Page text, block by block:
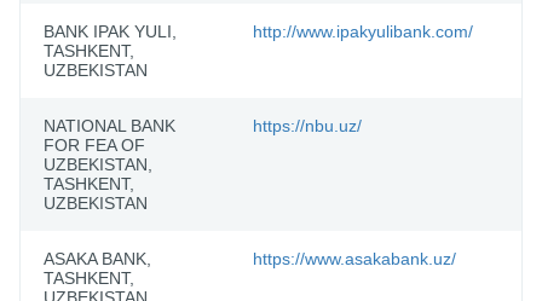
BANK IPAK YULI,
TASHKENT,
UZBEKISTAN
http://www.ipakyulibank.com/
NATIONAL BANK
FOR FEA OF
UZBEKISTAN,
TASHKENT,
UZBEKISTAN
https://nbu.uz/
ASAKA BANK,
TASHKENT,
https://www.asakabank.uz/